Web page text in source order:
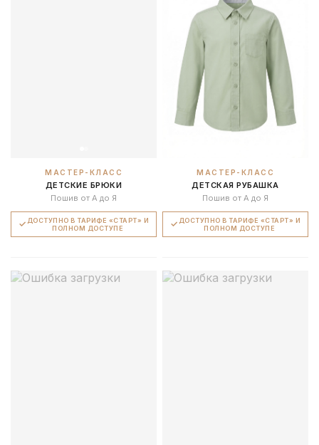
МАСТЕР-КЛАСС
ДЕТСКИЕ БРЮКИ
Пошив от А до Я
ДОСТУПНО В ТАРИФЕ «СТАРТ» И
ПОЛНОМ ДОСТУПЕ
МАСТЕР-КЛАСС
ДЕТСКАЯ РУБАШКА
Пошив от А до Я
ДОСТУПНО В ТАРИФЕ «СТАРТ» И
ПОЛНОМ ДОСТУПЕ